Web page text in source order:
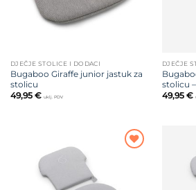
DJEČJE STOLICE I DODACI
Bugaboo Giraffe junior jastuk za
stolicu
49,95 € uklj. PDV
DJEČJE
stolicu
49,95 €